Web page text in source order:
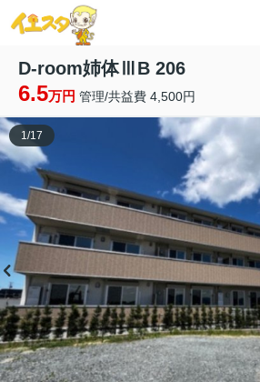
D-room姉体ⅢB 206
6.5万円 管理/共益費 4,500円
1/17